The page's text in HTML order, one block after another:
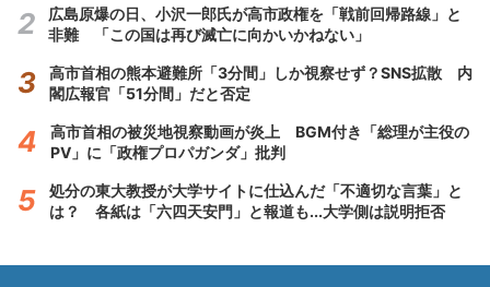
広島原爆の日、小沢一郎氏が高市政権を「戦前回帰路線」と
非難 「この国は再び滅亡に向かいかねない」
高市首相の熊本避難所「3分間」しか視察せず？SNS拡散 内
閣広報官「51分間」だと否定
高市首相の被災地視察動画が炎上 BGM付き「総理が主役の
PV」に「政権プロパガンダ」批判
処分の東大教授が大学サイトに仕込んだ「不適切な言葉」と
は？ 各紙は「六四天安門」と報道も...大学側は説明拒否